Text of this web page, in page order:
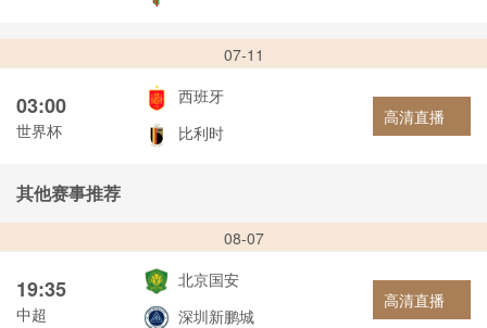
07-11
03:00
世界杯
西班牙
比利时
高清直播
其他赛事推荐
08-07
19:35
中超
北京国安
深圳新鹏城
高清直播